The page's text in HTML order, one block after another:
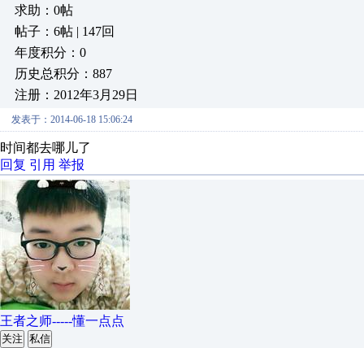
求助：0帖
帖子：6帖 | 147回
年度积分：0
历史总积分：887
注册：2012年3月29日
发表于：2014-06-18 15:06:24
时间都去哪儿了
回复 引用 举报
王者之师-----懂一点点
关注 私信